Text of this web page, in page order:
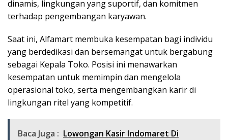
dinamis, lingkungan yang suportif, dan komitmen
terhadap pengembangan karyawan.
Saat ini, Alfamart membuka kesempatan bagi individu
yang berdedikasi dan bersemangat untuk bergabung
sebagai Kepala Toko. Posisi ini menawarkan
kesempatan untuk memimpin dan mengelola
operasional toko, serta mengembangkan karir di
lingkungan ritel yang kompetitif.
Baca Juga : Lowongan Kasir Indomaret Di